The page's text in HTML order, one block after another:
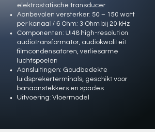
elektrostatische transducer
Aanbevolen versterker: 50 – 150 watt
per kanaal / 6 Ohm; 3 Ohm bij 20 kHz
Componenten: UI48 high-resolution
audiotransformator, audiokwaliteit
filmcondensatoren, verliesarme
luchtspoelen
Aansluitingen: Goudbedekte
luidsprekerterminals, geschikt voor
banaanstekkers en spades
Uitvoering: Vloermodel